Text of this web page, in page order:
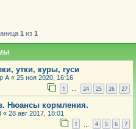
1 из 1
утки, куры, гуси
А « 25 ноя 2020, 16:16
1 … 24 25 26 27
Нюансы кормления.
« 28 авг 2017, 18:01
1 4 5 6 7